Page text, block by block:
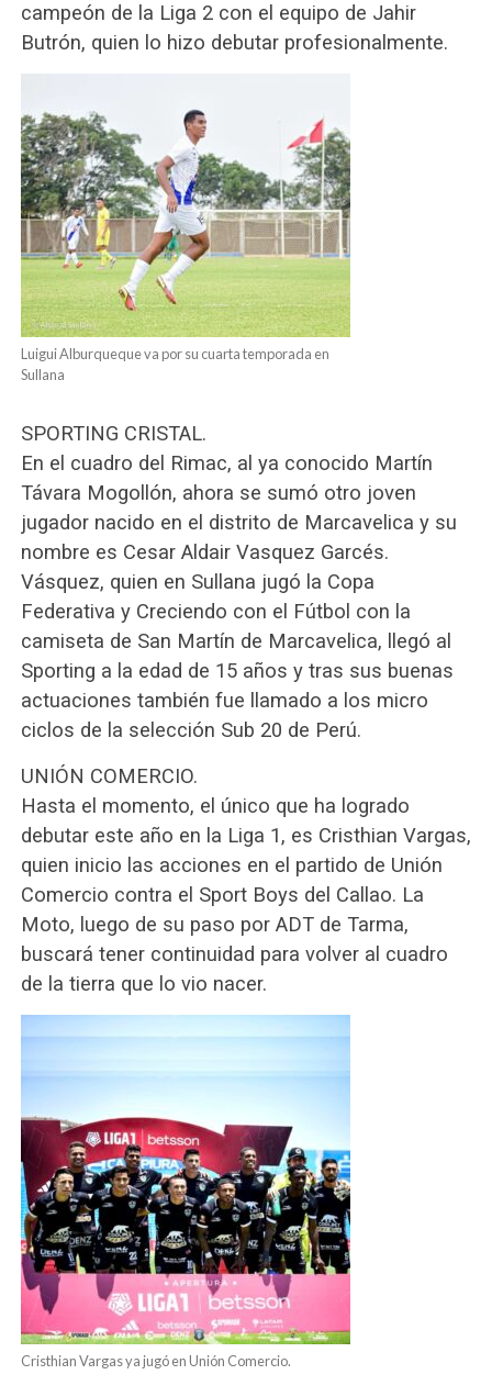
campeón de la Liga 2 con el equipo de Jahir
Butrón, quien lo hizo debutar profesionalmente.
Luigui Alburqueque va por su cuarta temporada en
Sullana
SPORTING CRISTAL.
En el cuadro del Rimac, al ya conocido Martín
Távara Mogollón, ahora se sumó otro joven
jugador nacido en el distrito de Marcavelica y su
nombre es Cesar Aldair Vasquez Garcés.
Vásquez, quien en Sullana jugó la Copa
Federativa y Creciendo con el Fútbol con la
camiseta de San Martín de Marcavelica, llegó al
Sporting a la edad de 15 años y tras sus buenas
actuaciones también fue llamado a los micro
ciclos de la selección Sub 20 de Perú.
UNIÓN COMERCIO.
Hasta el momento, el único que ha logrado
debutar este año en la Liga 1, es Cristhian Vargas,
quien inicio las acciones en el partido de Unión
Comercio contra el Sport Boys del Callao. La
Moto, luego de su paso por ADT de Tarma,
buscará tener continuidad para volver al cuadro
de la tierra que lo vio nacer.
Cristhian Vargas ya jugó en Unión Comercio.